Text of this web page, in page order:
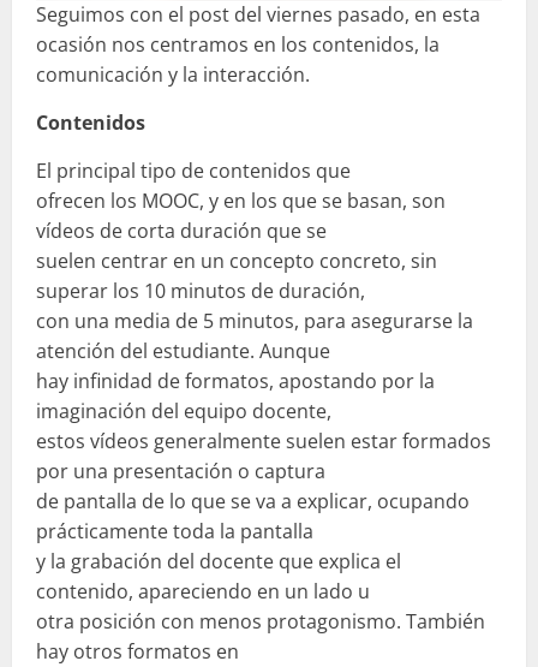
Seguimos con el post del viernes pasado, en esta
ocasión nos centramos en los contenidos, la
comunicación y la interacción.
Contenidos
El principal tipo de contenidos que
ofrecen los MOOC, y en los que se basan, son
vídeos de corta duración que se
suelen centrar en un concepto concreto, sin
superar los 10 minutos de duración,
con una media de 5 minutos, para asegurarse la
atención del estudiante. Aunque
hay infinidad de formatos, apostando por la
imaginación del equipo docente,
estos vídeos generalmente suelen estar formados
por una presentación o captura
de pantalla de lo que se va a explicar, ocupando
prácticamente toda la pantalla
y la grabación del docente que explica el
contenido, apareciendo en un lado u
otra posición con menos protagonismo. También
hay otros formatos en